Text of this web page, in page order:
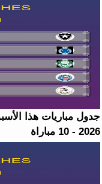
2026 - 10 مباراة